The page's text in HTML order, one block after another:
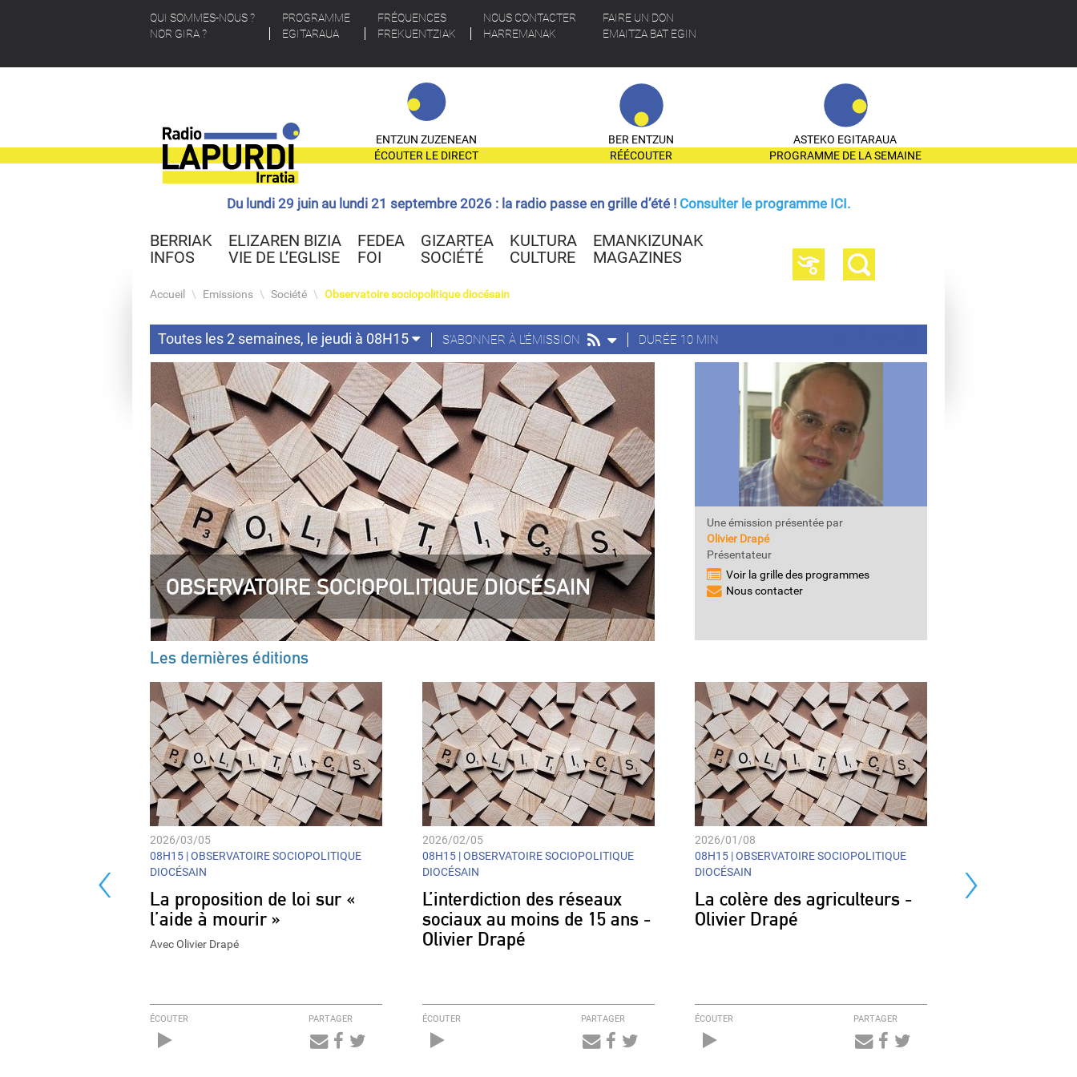
QUI SOMMES-NOUS ?
NOR GIRA ?
PROGRAMME
EGITARAUA
FRÉQUENCES
FREKUENTZIAK
NOUS CONTACTER
HARREMANAK
FAIRE UN DON
EMAITZA BAT EGIN
ENTZUN ZUZENEAN
ÉCOUTER LE DIRECT
BER ENTZUN
RÉÉCOUTER
ASTEKO EGITARAUA
PROGRAMME DE LA SEMAINE
Du lundi 29 juin au lundi 21 septembre 2026 : la radio passe en grille d’été ! Consulter le programme ICI.
BERRIAK
INFOS
ELIZAREN BIZIA
VIE DE L’EGLISE
FEDEA
FOI
GIZARTEA
SOCIÉTÉ
KULTURA
CULTURE
EMANKIZUNAK
MAGAZINES
Accueil \ Emissions \ Société \ Observatoire sociopolitique diocésain
Toutes les 2 semaines, le jeudi à 08H15 S'ABONNER À L'ÉMISSION DURÉE 10 MIN
OBSERVATOIRE SOCIOPOLITIQUE DIOCÉSAIN
Une émission présentée par
Olivier Drapé
Présentateur
Voir la grille des programmes
Nous contacter
Les dernières éditions
‹ ›
2026/03/05
08H15 |OBSERVATOIRE SOCIOPOLITIQUE
DIOCÉSAIN
La proposition de loi sur «
l’aide à mourir »
Avec Olivier Drapé
ÉCOUTER PARTAGER
2026/02/05
08H15 |OBSERVATOIRE SOCIOPOLITIQUE
DIOCÉSAIN
L’interdiction des réseaux
sociaux au moins de 15 ans -
Olivier Drapé
ÉCOUTER PARTAGER
2026/01/08
08H15 |OBSERVATOIRE SOCIOPOLITIQUE
DIOCÉSAIN
La colère des agriculteurs -
Olivier Drapé
ÉCOUTER PARTAGER